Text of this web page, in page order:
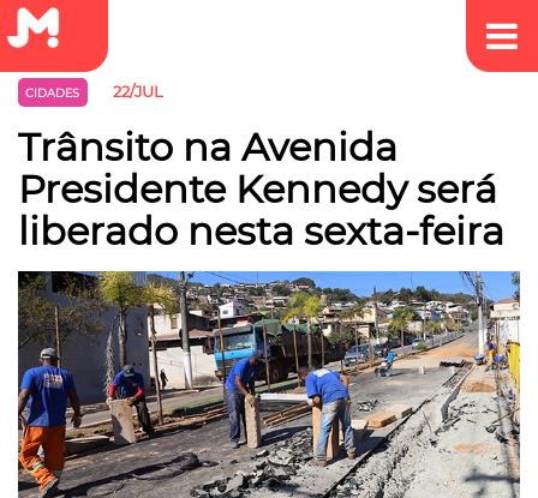
CIDADES 22/JUL
Trânsito na Avenida
Presidente Kennedy será
liberado nesta sexta-feira